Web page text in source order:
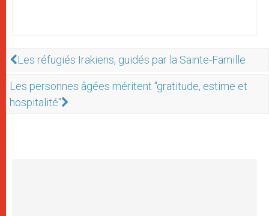
Les réfugiés Irakiens, guidés par la Sainte-Famille
Les personnes âgées méritent "gratitude, estime et
hospitalité"